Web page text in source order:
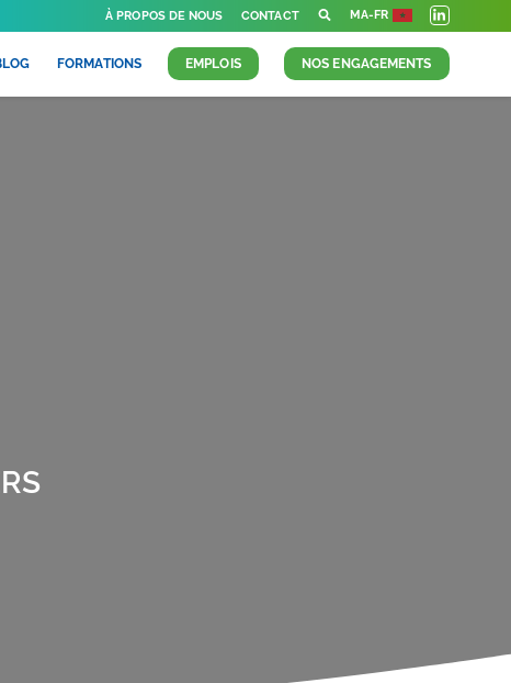
À PROPOS DE NOUS CONTACT MA-FR
FORMATIONS EMPLOIS NOS ENGAGEMENTS